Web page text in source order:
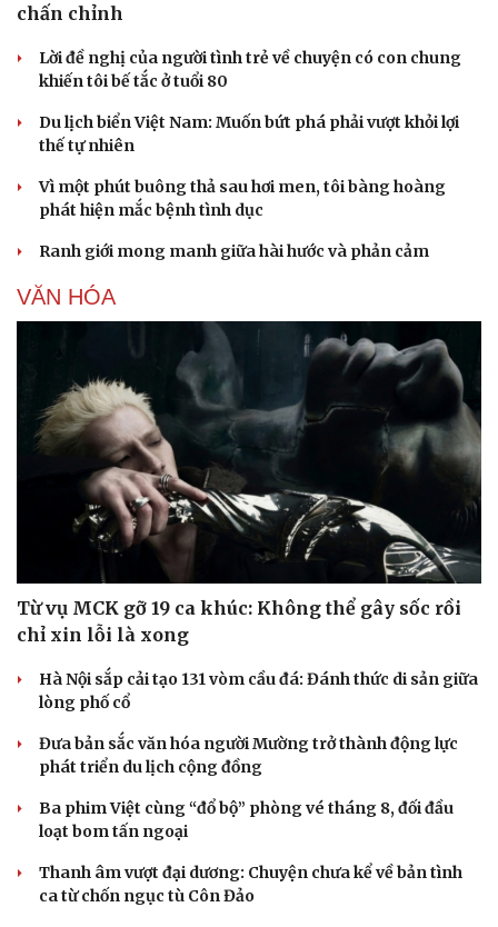
chấn chỉnh
Lời đề nghị của người tình trẻ về chuyện có con chung
khiến tôi bế tắc ở tuổi 80
Du lịch biển Việt Nam: Muốn bứt phá phải vượt khỏi lợi
thế tự nhiên
Vì một phút buông thả sau hơi men, tôi bàng hoàng
phát hiện mắc bệnh tình dục
Ranh giới mong manh giữa hài hước và phản cảm
VĂN HÓA
Từ vụ MCK gỡ 19 ca khúc: Không thể gây sốc rồi
chỉ xin lỗi là xong
Hà Nội sắp cải tạo 131 vòm cầu đá: Đánh thức di sản giữa
lòng phố cổ
Đưa bản sắc văn hóa người Mường trở thành động lực
phát triển du lịch cộng đồng
Ba phim Việt cùng “đổ bộ” phòng vé tháng 8, đối đầu
loạt bom tấn ngoại
Thanh âm vượt đại dương: Chuyện chưa kể về bản tình
ca từ chốn ngục tù Côn Đảo